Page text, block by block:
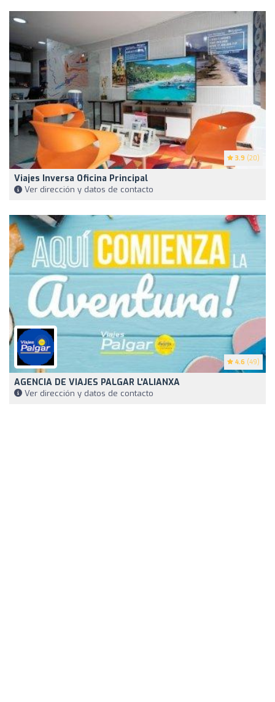
3.9 (20)
Viajes Inversa Oficina Principal
Ver dirección y datos de contacto
4.6 (49)
AGENCIA DE VIAJES PALGAR L'ALIANXA
Ver dirección y datos de contacto